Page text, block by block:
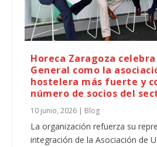
Horeca Zaragoza
General como la
hostelera más fuerte y
número de socios del
10 junio, 2026 | Blog
La organización refuerza su
integración de la Asociación de